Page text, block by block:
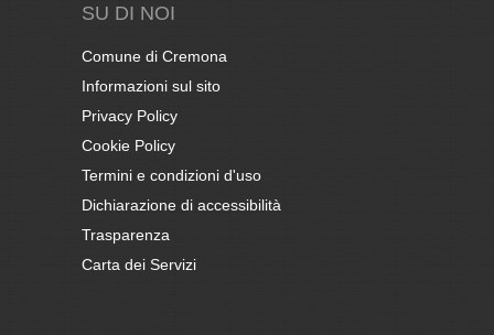
SU DI NOI
Comune di Cremona
Informazioni sul sito
Privacy Policy
Cookie Policy
Termini e condizioni d'uso
Dichiarazione di accessibilità
Trasparenza
Carta dei Servizi